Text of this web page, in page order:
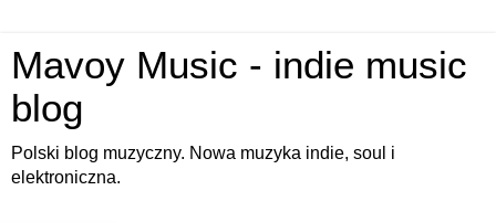
Mavoy Music - indie music
blog
Polski blog muzyczny. Nowa muzyka indie, soul i
elektroniczna.